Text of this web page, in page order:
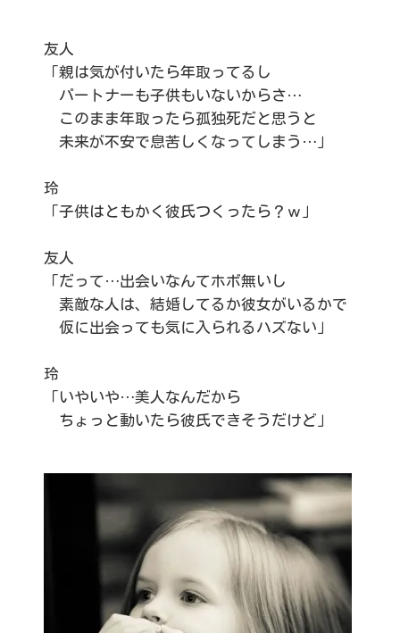
友人
「親は気が付いたら年取ってるし
パートナーも子供もいないからさ…
このまま年取ったら孤独死だと思うと
未来が不安で息苦しくなってしまう…」
玲
「子供はともかく彼氏つくったら？ｗ」
友人
「だって…出会いなんてホボ無いし
素敵な人は、結婚してるか彼女がいるかで
仮に出会っても気に入られるハズない」
玲
「いやいや…美人なんだから
ちょっと動いたら彼氏できそうだけど」